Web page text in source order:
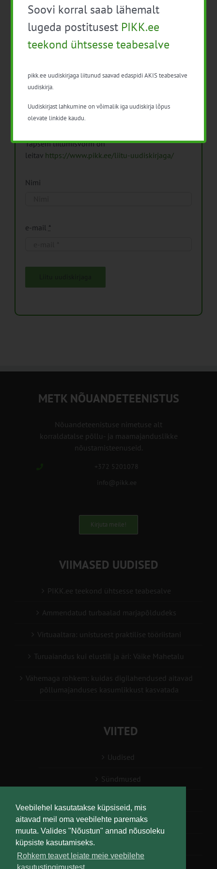
Veebilehel kasutatakse küpsiseid, mis
aitavad meil oma veebilehte paremaks
muuta. Valides "Nõustun" annad nõusoleku
küpsiste kasutamiseks.
Rohkem teavet leiate meie veebilehe
Pikk.ee uudiskirjaga liitumine.
Isikuandmeid töötleme vastavalt
Isikuandmete
Täpsem liitumisvorm on
leitav https://www.pikk.ee/liitu-uudiskirjaga/
Nimi
e-mail *
METK NÕUANDETEENISTUS
Nõuandeteenistuse nimetuse alt
korraldatalse põllu- ja maamajanduslikke
nõustamisteenuseid.
+372 5201078
info@pikk.ee
Kirjuta meile!
VIIMASED UUDISED
PIKK.ee teekond ühtsesse teabesalve
Ammendatud turbaalad marjapõldudeks
Virtuaaltara: unistusest praktilise tööriistani
Turuaiandus kui elustiil ja äri: Väike Mahetalu
Vähemaga rohkem: kuidas digilahendused aitavad
põllumajanduses kasumlikkust kasvatada
VIITED
Uudised
Sündmused
Teabesalv
Liitu uudiskirjaga
Soovi korral saab lähemalt
lugeda postitusest PIKK.ee
teekond ühtsesse teabesalve
pikk.ee uudiskirjaga liitunud saavad edaspidi AKIS teabesalve
uudiskirja.
Uudiskirjast lahkumine on võimalik iga uudiskirja lõpus
olevate linkide kaudu.